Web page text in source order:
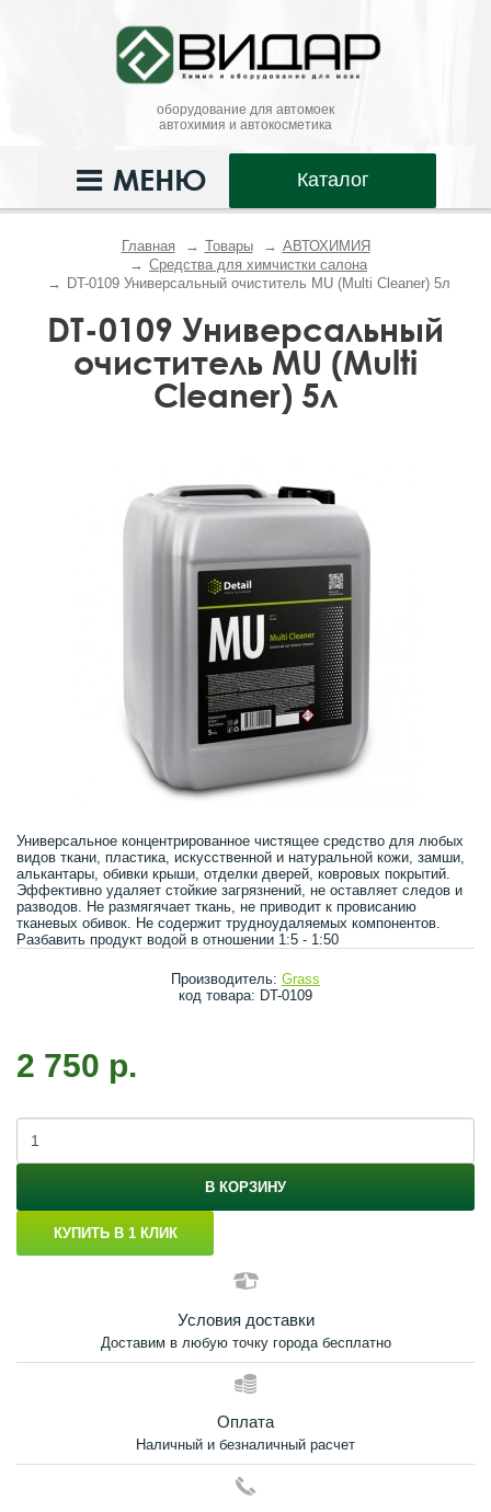
оборудование для автомоек
автохимия и автокосметика
Каталог
МЕНЮ
Главная Товары
АВТОХИМИЯ
Средства для химчистки салона
DT-0109 Универсальный очиститель MU (Multi Cleaner) 5л
DT-0109 Универсальный
очиститель MU (Multi
Cleaner) 5л
Универсальное концентрированное чистящее средство для любых
видов ткани, пластика, искусственной и натуральной кожи, замши,
алькантары, обивки крыши, отделки дверей, ковровых покрытий.
Эффективно удаляет стойкие загрязнений, не оставляет следов и
разводов. Не размягячает ткань, не приводит к провисанию
тканевых обивок. Не содержит трудноудаляемых компонентов.
Разбавить продукт водой в отношении 1:5 - 1:50
Производитель: Grass
код товара: DT-0109
2 750 р.
В КОРЗИНУ
КУПИТЬ В 1 КЛИК
Условия доставки
Доставим в любую точку города бесплатно
Оплата
Наличный и безналичный расчет